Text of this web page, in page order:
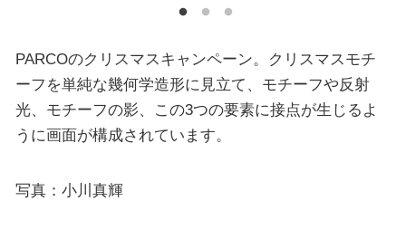
PARCOのクリスマスキャンペーン。クリスマスモチ
ーフを単純な幾何学造形に見立て、モチーフや反射
光、モチーフの影、この3つの要素に接点が生じるよ
うに画面が構成されています。
写真：小川真輝